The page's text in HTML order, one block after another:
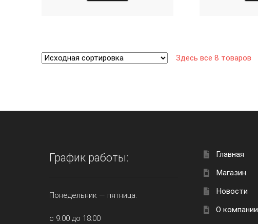
Здесь все 8 товаров
График работы:
Понедельник — пятница:
с 9:00 до 18:00
Главная
Магазин
Новости
О компании